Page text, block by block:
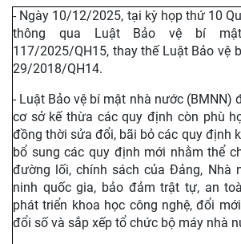
- Ngày 10/12/2025, tại kỳ họp thứ 10
thông qua Luật Bảo vệ bí
117/2025/QH15, thay thế Luật Bảo vệ
29/2018/QH14.
- Luật Bảo vệ bí mật nhà nước (BMNN)
cơ sở kế thừa các quy định còn phù
đồng thời sửa đổi, bãi bỏ các quy định
bổ sung các quy định mới nhằm thể
đường lối, chính sách của Đảng, Nhà
ninh quốc gia, bảo đảm trật tự, an
phát triển khoa học công nghệ, đổi
đổi số và sắp xếp tổ chức bộ máy nhà